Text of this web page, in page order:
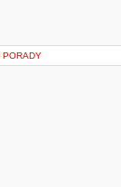
PORADY